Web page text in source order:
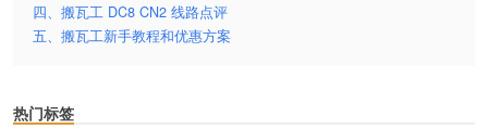
四、搬瓦工 DC8 CN2 线路点评
五、搬瓦工新手教程和优惠方案
热门标签